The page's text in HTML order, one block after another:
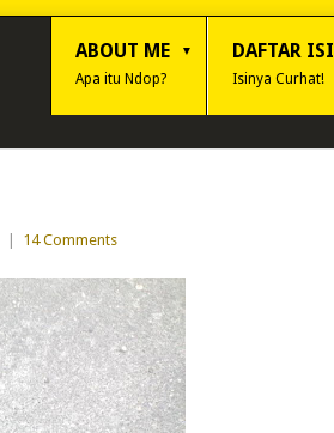
ABOUT ME
Apa itu Ndop?
DAFTAR ISI
Isinya Curhat!
14 Comments